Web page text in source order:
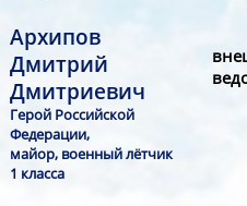
Архипов
Дмитрий
Дмитриевич
Герой Российской
Федерации,
майор, военный лётчик
1 класса